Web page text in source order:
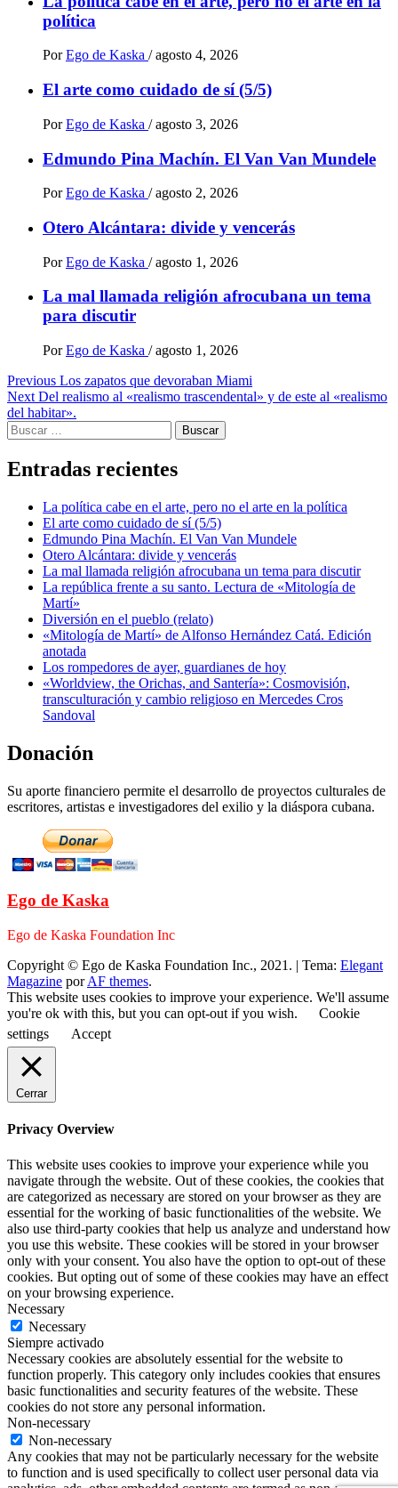
política
Por Ego de Kaska / agosto 4, 2026
El arte como cuidado de sí (5/5)
Por Ego de Kaska / agosto 3, 2026
Edmundo Pina Machín. El Van Van Mundele
Por Ego de Kaska / agosto 2, 2026
Otero Alcántara: divide y vencerás
Por Ego de Kaska / agosto 1, 2026
La mal llamada religión afrocubana un tema
para discutir
Por Ego de Kaska / agosto 1, 2026
Post
navigation
Previous Los zapatos que devoraban Miami
Next Del realismo al «realismo trascendental» y de este al «realismo
del habitar».
Buscar:
Entradas recientes
La política cabe en el arte, pero no el arte en la política
El arte como cuidado de sí (5/5)
Edmundo Pina Machín. El Van Van Mundele
Otero Alcántara: divide y vencerás
La mal llamada religión afrocubana un tema para discutir
La república frente a su santo. Lectura de «Mitología de
Martí»
Diversión en el pueblo (relato)
«Mitología de Martí» de Alfonso Hernández Catá. Edición
anotada
Los rompedores de ayer, guardianes de hoy
«Worldview, the Orichas, and Santería»: Cosmovisión,
transculturación y cambio religioso en Mercedes Cros
Sandoval
Donación
Su aporte financiero permite el desarrollo de proyectos culturales de
escritores, artistas e investigadores del exilio y la diáspora cubana.
Ego de Kaska
Ego de Kaska Foundation Inc
Copyright © Ego de Kaska Foundation Inc., 2021. | Tema: Elegant
Magazine porAF themes.
This website uses cookies to improve your experience. We'll assume
you're ok with this, but you can opt-out if you wish.
Cookie
settings
Accept
Cerrar
Privacy Overview
This website uses cookies to improve your experience while you
navigate through the website. Out of these cookies, the cookies that
are categorized as necessary are stored on your browser as they are
essential for the working of basic functionalities of the website. We
also use third-party cookies that help us analyze and understand how
you use this website. These cookies will be stored in your browser
only with your consent. You also have the option to opt-out of these
cookies. But opting out of some of these cookies may have an effect
on your browsing experience.
Necessary
Necessary
Siempre activado
Necessary cookies are absolutely essential for the website to
function properly. This category only includes cookies that ensures
basic functionalities and security features of the website. These
cookies do not store any personal information.
Non-necessary
Non-necessary
Any cookies that may not be particularly necessary for the website
to function and is used specifically to collect user personal data via